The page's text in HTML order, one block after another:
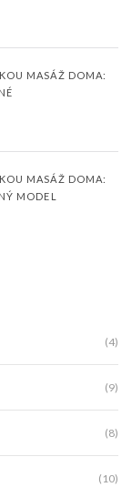
MASÁŽ DOMA:
MASÁŽ DOMA:
MODEL
(4)
(9)
(8)
(10)